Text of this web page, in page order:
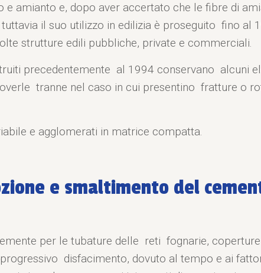
amianto e, dopo aver accertato che le fibre di
il suo utilizzo in edilizia è proseguito fino al
strutture edili pubbliche, private e commerciali.
precedentemente al 1994 conservano alcuni
tranne nel caso in cui presentino fratture o
e agglomerati in matrice compatta.
e smaltimento del
per le tubature delle reti fognarie,
disfacimento, dovuto al tempo e ai